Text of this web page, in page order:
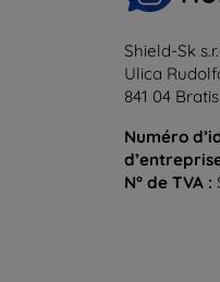
Shield-Sk
Ulica
841 04
Numéro
N° de TVA :